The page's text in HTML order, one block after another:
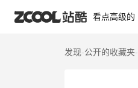
看点高级的
发现-公开的收藏夹-
插画